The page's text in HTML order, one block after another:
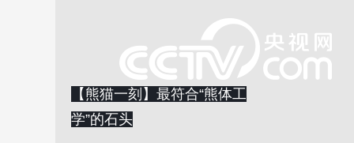
【熊猫一刻】最符合“熊体工
学”的石头